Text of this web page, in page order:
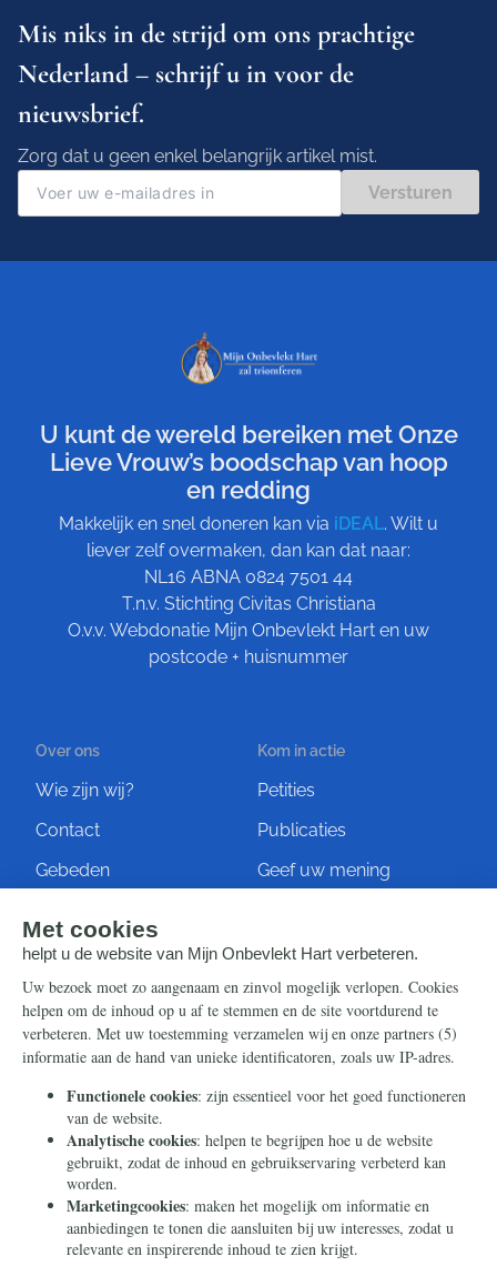
Mis niks in de strijd om ons prachtige
Nederland – schrijf u in voor de
nieuwsbrief.
Zorg dat u geen enkel belangrijk artikel mist.
Versturen
U kunt de wereld bereiken met Onze
Lieve Vrouw’s boodschap van hoop
en redding
Makkelijk en snel doneren kan via iDEAL. Wilt u
liever zelf overmaken, dan kan dat naar:
NL16 ABNA 0824 7501 44
T.n.v. Stichting Civitas Christiana
O.v.v. Webdonatie Mijn Onbevlekt Hart en uw
postcode + huisnummer
Over ons
Wie zijn wij?
Contact
Gebeden
Kom in actie
Petities
Publicaties
Geef uw mening
Steun ons
Nieuwsbrief
Eenmalig
Maandelijks
Periodiek
Nalaten
Zelf overschrijven
Info
Contact
Ontvang onze Telegram-
berichten